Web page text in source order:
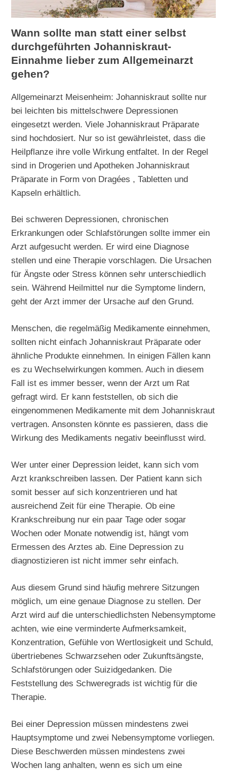
Wann sollte man statt einer selbst
durchgeführten Johanniskraut-
Einnahme lieber zum Allgemeinarzt
gehen?
Allgemeinarzt Meisenheim: Johanniskraut sollte nur
bei leichten bis mittelschwere Depressionen
eingesetzt werden. Viele Johanniskraut Präparate
sind hochdosiert. Nur so ist gewährleistet, dass die
Heilpflanze ihre volle Wirkung entfaltet. In der Regel
sind in Drogerien und Apotheken Johanniskraut
Präparate in Form von Dragées , Tabletten und
Kapseln erhältlich.
Bei schweren Depressionen, chronischen
Erkrankungen oder Schlafstörungen sollte immer ein
Arzt aufgesucht werden. Er wird eine Diagnose
stellen und eine Therapie vorschlagen. Die Ursachen
für Ängste oder Stress können sehr unterschiedlich
sein. Während Heilmittel nur die Symptome lindern,
geht der Arzt immer der Ursache auf den Grund.
Menschen, die regelmäßig Medikamente einnehmen,
sollten nicht einfach Johanniskraut Präparate oder
ähnliche Produkte einnehmen. In einigen Fällen kann
es zu Wechselwirkungen kommen. Auch in diesem
Fall ist es immer besser, wenn der Arzt um Rat
gefragt wird. Er kann feststellen, ob sich die
eingenommenen Medikamente mit dem Johanniskraut
vertragen. Ansonsten könnte es passieren, dass die
Wirkung des Medikaments negativ beeinflusst wird.
Wer unter einer Depression leidet, kann sich vom
Arzt krankschreiben lassen. Der Patient kann sich
somit besser auf sich konzentrieren und hat
ausreichend Zeit für eine Therapie. Ob eine
Krankschreibung nur ein paar Tage oder sogar
Wochen oder Monate notwendig ist, hängt vom
Ermessen des Arztes ab. Eine Depression zu
diagnostizieren ist nicht immer sehr einfach.
Aus diesem Grund sind häufig mehrere Sitzungen
möglich, um eine genaue Diagnose zu stellen. Der
Arzt wird auf die unterschiedlichsten Nebensymptome
achten, wie eine verminderte Aufmerksamkeit,
Konzentration, Gefühle von Wertlosigkeit und Schuld,
übertriebenes Schwarzsehen oder Zukunftsängste,
Schlafstörungen oder Suizidgedanken. Die
Feststellung des Schweregrads ist wichtig für die
Therapie.
Bei einer Depression müssen mindestens zwei
Hauptsymptome und zwei Nebensymptome vorliegen.
Diese Beschwerden müssen mindestens zwei
Wochen lang anhalten, wenn es sich um eine